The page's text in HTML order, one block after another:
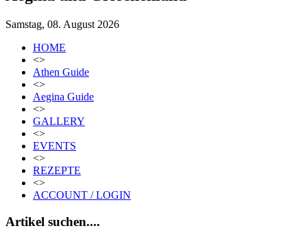
Samstag, 08. August 2026
HOME
<>
Athen Guide
<>
Aegina Guide
<>
GALLERY
<>
EVENTS
<>
REZEPTE
<>
ACCOUNT / LOGIN
Artikel suchen....